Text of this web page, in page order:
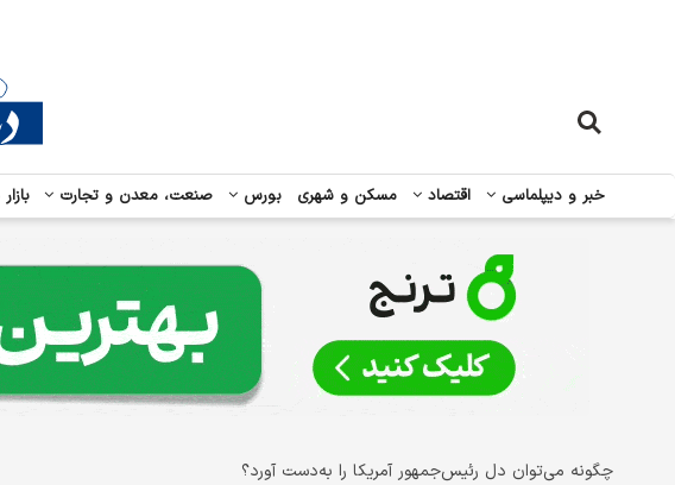
خبر و دیپلماسی اقتصاد مسکن و شهری بورس صنعت، معدن و تجارت
چگونه می‌توان دل رئیس‌جمهور آمریکا را به‌دست آورد؟